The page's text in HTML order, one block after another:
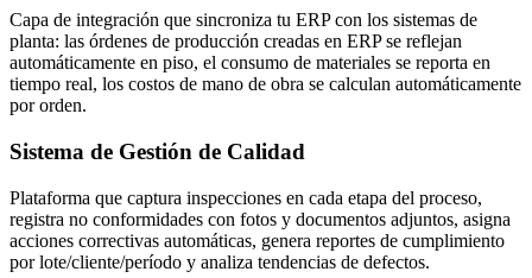
Capa de integración que sincroniza tu ERP con los sistemas de
planta: las órdenes de producción creadas en ERP se reflejan
automáticamente en piso, el consumo de materiales se reporta en
tiempo real, los costos de mano de obra se calculan automáticamente
por orden.
Sistema de Gestión de Calidad
Plataforma que captura inspecciones en cada etapa del proceso,
registra no conformidades con fotos y documentos adjuntos, asigna
acciones correctivas automáticas, genera reportes de cumplimiento
por lote/cliente/período y analiza tendencias de defectos.